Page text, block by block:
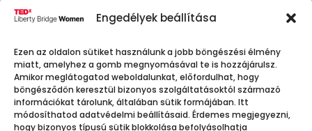
Engedélyek beállítása
Ezen az oldalon sütiket használunk a jobb böngészési élmény
miatt, amelyhez a gomb megnyomásával te is hozzájárulsz.
Amikor meglátogatod weboldalunkat, előfordulhat, hogy
böngésződön keresztül bizonyos szolgáltatásoktól származó
információkat tárolunk, általában sütik formájában. Itt
módosíthatod adatvédelmi beállításaid. Érdemes megjegyezni,
hogy bizonyos típusú sütik blokkolása befolyásolhatja
Cookie Policy
Nyereményjáték szabályzat
Mi aTEDx?
A TED (Technology, Entertainment, Design) x egy
nonprofit szervezet és különleges konferenciasorozat,
amely elkötelezett az Ideas Worth Spreading